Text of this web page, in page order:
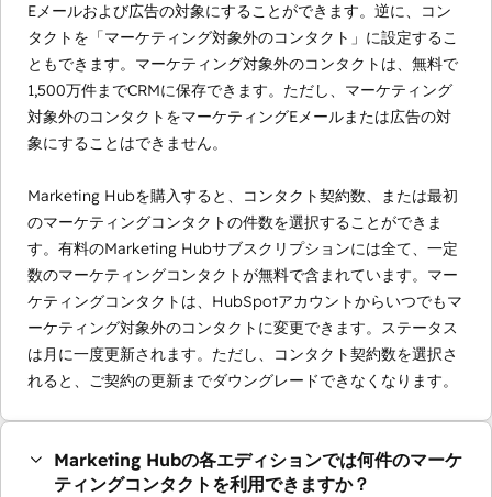
Eメールおよび広告の対象にすることができます。逆に、コン
タクトを「マーケティング対象外のコンタクト」に設定するこ
ともできます。マーケティング対象外のコンタクトは、無料で
1,500万件までCRMに保存できます。ただし、マーケティング
対象外のコンタクトをマーケティングEメールまたは広告の対
象にすることはできません。
Marketing Hubを購入すると、コンタクト契約数、または最初
のマーケティングコンタクトの件数を選択することができま
す。有料のMarketing Hubサブスクリプションには全て、一定
数のマーケティングコンタクトが無料で含まれています。マー
ケティングコンタクトは、HubSpotアカウントからいつでもマ
ーケティング対象外のコンタクトに変更できます。ステータス
は月に一度更新されます。ただし、コンタクト契約数を選択さ
れると、ご契約の更新までダウングレードできなくなります。
Marketing Hubの各エディションでは何件のマーケ
ティングコンタクトを利用できますか？